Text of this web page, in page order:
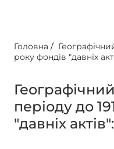
Головна /
року фондів "давніх
періоду до
"давніх актів":